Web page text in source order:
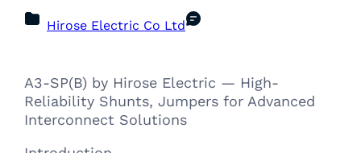
Hirose Electric Co Ltd
A3-SP(B) by Hirose Electric — High-
Reliability Shunts, Jumpers for Advanced
Interconnect Solutions